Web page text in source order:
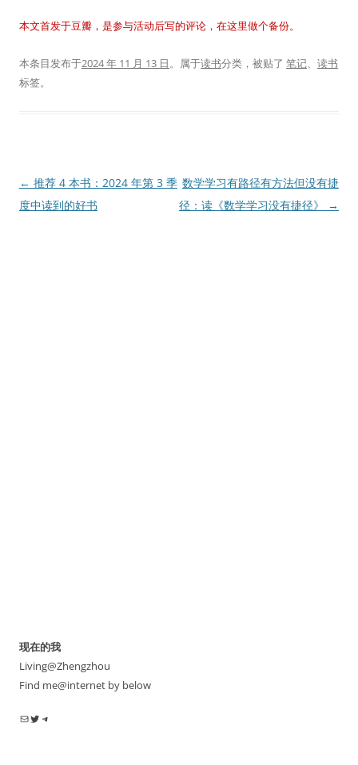
本文首发于豆瓣，是参与活动后写的评论，在这里做个备份。
本条目发布于2024 年 11 月 13 日。属于读书分类，被贴了 笔记、 读书
标签。
文
章
← 推荐 4 本书：2024 年第 3 季
度中读到的好书
数学学习有路径有方法但没有捷
径：读《数学学习没有捷径》
→
现在的我
Living@Zhengzhou
Find me@internet by below
电子邮件Twitter Telegram